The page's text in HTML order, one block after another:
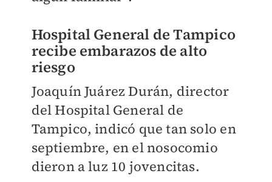
Hospital General de Tampico
recibe embarazos de alto
riesgo
Joaquín Juárez Durán, director
del Hospital General de
Tampico, indicó que tan solo en
septiembre, en el nosocomio
dieron a luz 10 jovencitas.